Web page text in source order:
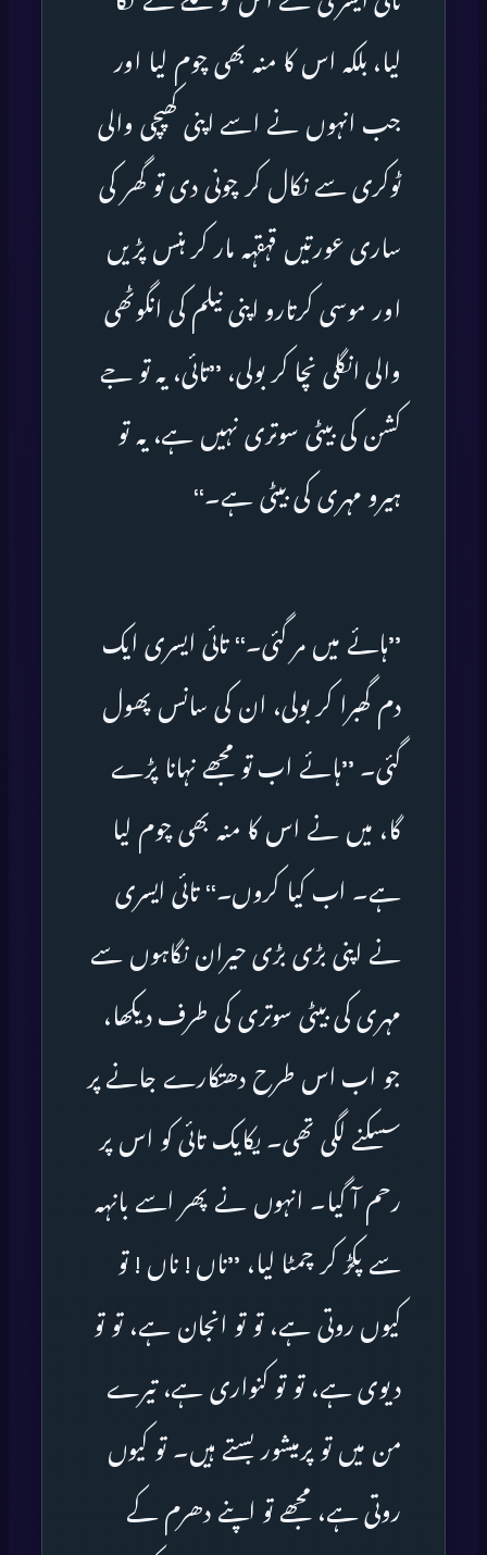
لیا، بلکہ اس کا منہ بھی چوم لیا اور
جب انہوں نے اسے اپنی کھپچی والی
ٹوکری سے نکال کر چونی دی تو گھر کی
ساری عورتیں قہقہہ مار کر ہنس پڑیں
اور موسی کرتارو اپنی نیلم کی انگوٹھی
والی انگلی نچا کر بولی، ’’تائی، یہ تو جے
کشن کی بیٹی سوتری نہیں ہے، یہ تو
ہیرو مہری کی بیٹی ہے۔‘‘
’’ہائے میں مر گئی۔‘‘ تائی ایسری ایک
دم گھبرا کر بولی، ان کی سانس پھول
گئی۔ ’’ہائے اب تو مجھے نہانا پڑے
گا، میں نے اس کا منہ بھی چوم لیا
ہے۔ اب کیا کروں۔‘‘ تائی ایسری
نے اپنی بڑی بڑی حیران نگاہوں سے
مہری کی بیٹی سوتری کی طرف دیکھا،
جو اب اس طرح دھتکارے جانے پر
سسکنے لگی تھی۔ یکایک تائی کو اس پر
رحم آ گیا۔ انہوں نے پھر اسے بانہہ
سے پکڑ کر چمٹا لیا، ’’ناں ! ناں ! تو
کیوں روتی ہے، تو تو انجان ہے، تو تو
دیوی ہے، تو تو کنواری ہے، تیرے
من میں تو پرمیشور بستے ہیں۔ تو کیوں
روتی ہے، مجھے تو اپنے دھرم کے